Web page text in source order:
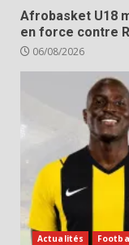
Afrobasket U18
en force contre
06/08/2026
Actualités